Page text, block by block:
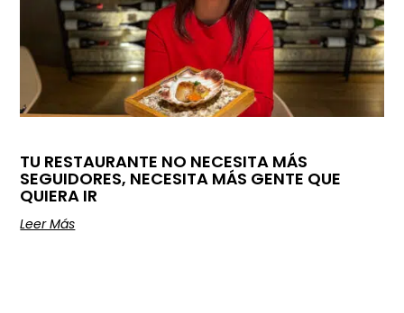
TU RESTAURANTE NO NECESITA MÁS
SEGUIDORES, NECESITA MÁS GENTE QUE
QUIERA IR
Leer Más